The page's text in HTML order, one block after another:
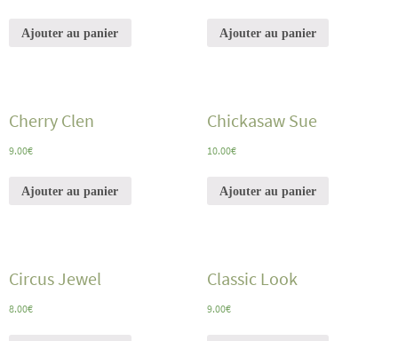
Ajouter au panier Ajouter au panier
Cherry Clen
9.00€
Ajouter au panier
Chickasaw Sue
10.00€
Ajouter au panier
Circus Jewel
8.00€
Classic Look
9.00€